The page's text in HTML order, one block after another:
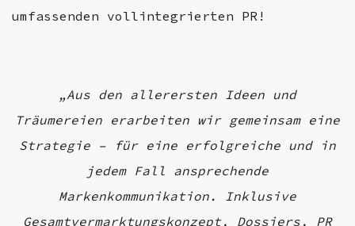
umfassenden vollintegrierten PR!
„Aus den allerersten Ideen und
Träumereien erarbeiten wir gemeinsam eine
Strategie – für eine erfolgreiche und in
jedem Fall ansprechende
Markenkommunikation. Inklusive
Gesamtvermarktungskonzept, Dossiers, PR